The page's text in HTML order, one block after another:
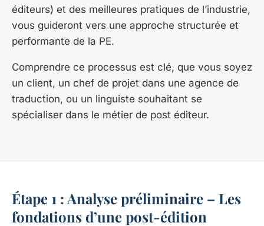
éditeurs) et des meilleures pratiques de l’industrie,
vous guideront vers une approche structurée et
performante de la PE.
Comprendre ce processus est clé, que vous soyez
un client, un chef de projet dans une agence de
traduction, ou un linguiste souhaitant se
spécialiser dans le métier de post éditeur.
Étape 1 : Analyse préliminaire – Les
fondations d’une post-édition